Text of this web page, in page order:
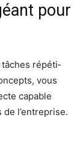
pour
tâches répé­ti­
vous
capable
l’entreprise.